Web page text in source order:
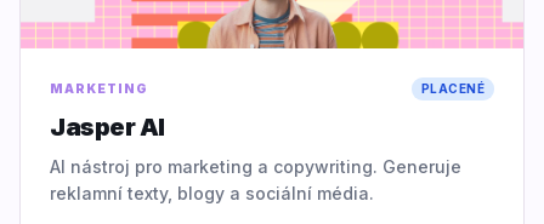
MARKETING PLACENÉ
Jasper AI
AI nástroj pro marketing a copywriting. Generuje
reklamní texty, blogy a sociální média.